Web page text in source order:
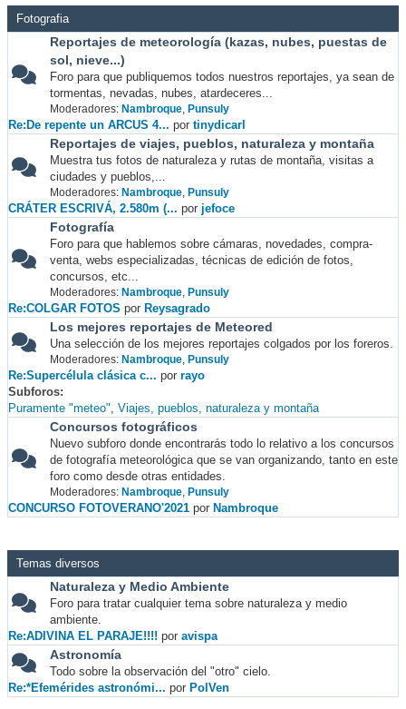
Fotografia
Reportajes de meteorología (kazas, nubes, puestas de
sol, nieve...)
Foro para que publiquemos todos nuestros reportajes, ya sean de
tormentas, nevadas, nubes, atardeceres...
Moderadores: Nambroque, Punsuly
Re:De repente un ARCUS 4... por tinydicarl
Reportajes de viajes, pueblos, naturaleza y montaña
Muestra tus fotos de naturaleza y rutas de montaña, visitas a
ciudades y pueblos,...
Moderadores: Nambroque, Punsuly
CRÁTER ESCRIVÁ, 2.580m (... por jefoce
Fotografía
Foro para que hablemos sobre cámaras, novedades, compra-
venta, webs especializadas, técnicas de edición de fotos,
concursos, etc...
Moderadores: Nambroque, Punsuly
Re:COLGAR FOTOS por Reysagrado
Los mejores reportajes de Meteored
Una selección de los mejores reportajes colgados por los foreros.
Moderadores: Nambroque, Punsuly
Re:Supercélula clásica c... por rayo
Subforos
Puramente "meteo" Viajes, pueblos, naturaleza y montaña
Concursos fotográficos
Nuevo subforo donde encontrarás todo lo relativo a los concursos
de fotografía meteorológica que se van organizando, tanto en este
foro como desde otras entidades.
Moderadores: Nambroque, Punsuly
CONCURSO FOTOVERANO'2021 por Nambroque
Temas diversos
Naturaleza y Medio Ambiente
Foro para tratar cualquier tema sobre naturaleza y medio
ambiente.
Re:ADIVINA EL PARAJE!!!! por avispa
Astronomía
Todo sobre la observación del "otro" cielo.
Re:*Efemérides astronómi... por PolVen